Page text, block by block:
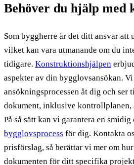
Behöver du hjälp med
Som byggherre är det ditt ansvar att
vilket kan vara utmanande om du
tidigare. Konstruktionshjälpen
aspekter av din bygglovsansökan.
ansökningsprocessen åt dig och ser
dokument, inklusive kontrollplanen,
På så sätt kan vi garantera en
bygglovsprocess för dig. Kontakta
prisförslag, så berättar vi mer om
dokumenten för ditt specifika